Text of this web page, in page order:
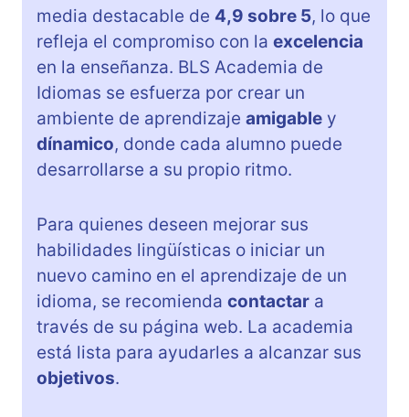
media destacable de 4,9 sobre 5, lo que
refleja el compromiso con la excelencia
en la enseñanza. BLS Academia de
Idiomas se esfuerza por crear un
ambiente de aprendizaje amigable y
dínamico, donde cada alumno puede
desarrollarse a su propio ritmo.
Para quienes deseen mejorar sus
habilidades lingüísticas o iniciar un
nuevo camino en el aprendizaje de un
idioma, se recomienda contactar a
través de su página web. La academia
está lista para ayudarles a alcanzar sus
objetivos.